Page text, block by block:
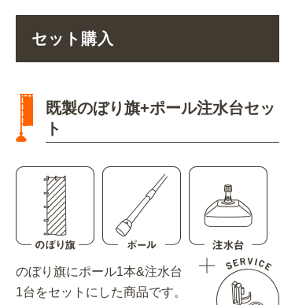
セット購入
既製のぼり旗+ポール注水台セッ
ト
のぼり旗にポール1本&注水台
1台をセットにした商品です。